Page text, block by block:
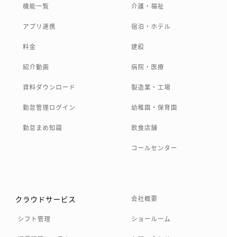
機能一覧
アプリ連携
料金
紹介動画
資料ダウンロード
勤怠管理ログイン
勤怠まめ知識
介護・福祉
宿泊・ホテル
建設
病院・医療
製造業・工場
幼稚園・保育園
飲食店舗
コールセンター
クラウドサービス
シフト管理
会社概要
ショールーム